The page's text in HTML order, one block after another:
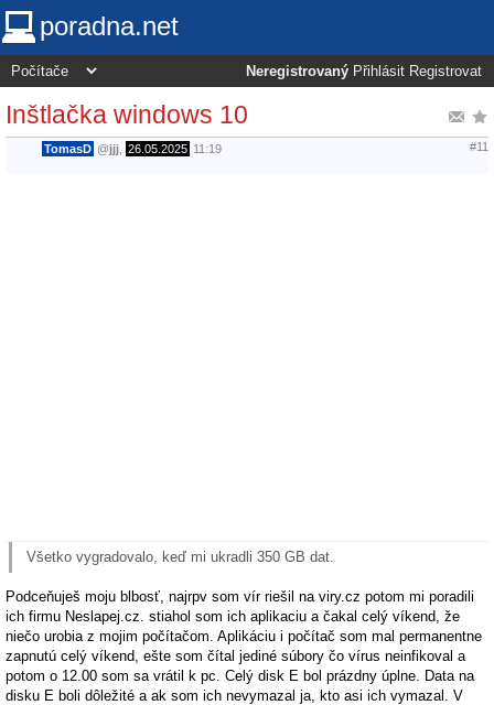
poradna.net
Neregistrovaný Přihlásit Registrovat
Inštlačka windows 10
TomasD @jjj 26.05.2025 11:19 #11
Všetko vygradovalo, keď mi ukradli 350 GB dat.
Podceňuješ moju blbosť, najrpv som vír riešil na viry.cz potom mi poradili
ich firmu Neslapej.cz. stiahol som ich aplikaciu a čakal celý víkend, že
niečo urobia z mojim počítačom. Aplikáciu i počítač som mal permanentne
zapnutú celý víkend, ešte som čítal jediné súbory čo vírus neinfikoval a
potom o 12.00 som sa vrátil k pc. Celý disk E bol prázdny úplne. Data na
disku E boli dôležité a ak som ich nevymazal ja, kto asi ich vymazal. V